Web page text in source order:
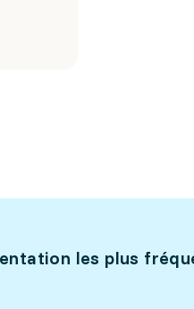
les plus